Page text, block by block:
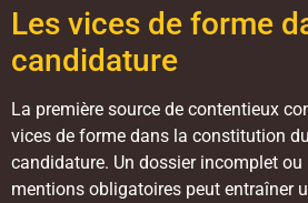
Les vices de forme
candidature
La première source de contentieux
vices de forme dans la constitution
candidature. Un dossier incomplet
mentions obligatoires peut entraîner